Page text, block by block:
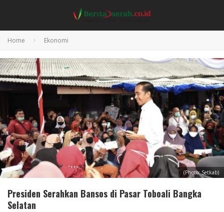
Home Ekonomi
(Photo: Setkab)
Presiden Serahkan Bansos di Pasar Toboali Bangka
Selatan